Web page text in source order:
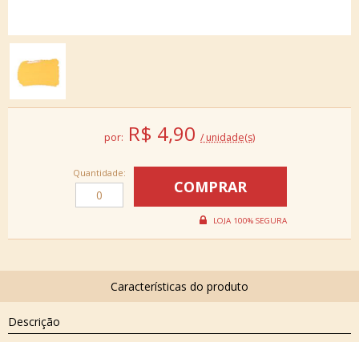
por: R$ 4,90 / unidade(s)
Quantidade:
Descrição